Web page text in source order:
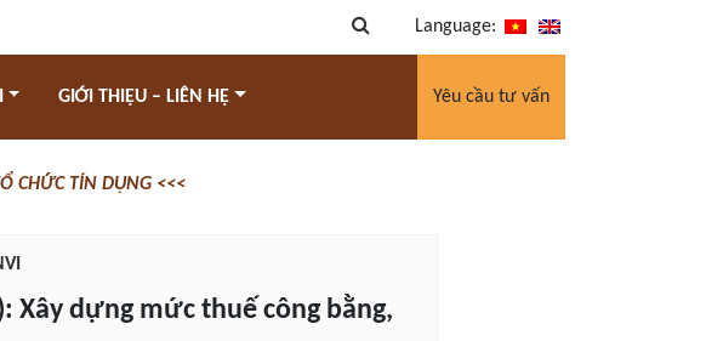
Language:
GIỚI THIỆU – LIÊN HỆ Yêu cầu tư vấn
CHỨC TÍN DỤNG <<<
Xây dựng mức thuế công bằng,